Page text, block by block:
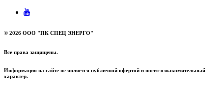
© 2026 ООО "ПК СПЕЦ ЭНЕРГО"
Все права защищены.
Информация на сайте не является публичной офертой и носит ознакомительный
характер.